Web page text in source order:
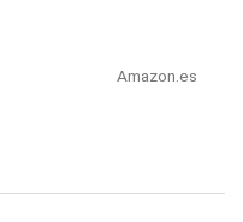
Amazon.es